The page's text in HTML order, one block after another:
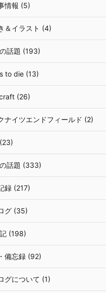
情報 (5)
＆イラスト (4)
話題 (193)
to die (13)
(26)
ナイツエンドフィールド (2)
話題 (333)
録 (217)
グ (35)
(198)
備忘録 (92)
グについて (1)